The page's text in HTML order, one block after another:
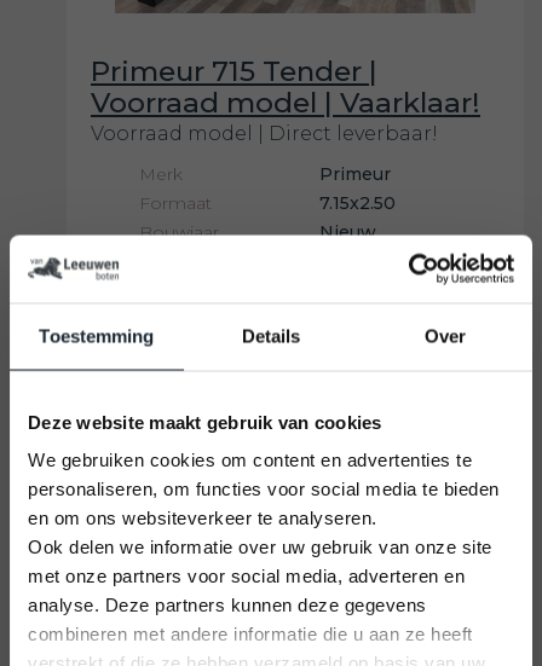
Toestemming Details Over
Deze website maakt gebruik van cookies
We gebruiken cookies om content en advertenties te
personaliseren, om functies voor social media te bieden
en om ons websiteverkeer te analyseren.
Ook delen we informatie over uw gebruik van onze site
met onze partners voor social media, adverteren en
analyse. Deze partners kunnen deze gegevens
combineren met andere informatie die u aan ze heeft
U kunt alleen nog plekken reserveren op
12 September 2026
Vaarbewijs cursus
Primeur 715 Tender |
Voorraad model | Vaarklaar!
Voorraad model | Direct leverbaar!
Merk
Primeur
Formaat
7.15x2.50
Bouwjaar
Nieuw
Nimarine MX 410 Rib